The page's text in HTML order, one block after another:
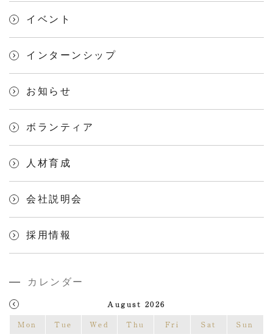
イベント
インターンシップ
お知らせ
ボランティア
人材育成
会社説明会
採用情報
カレンダー
August 2026
Mon
Tue Wed Thu Fri Sat Sun